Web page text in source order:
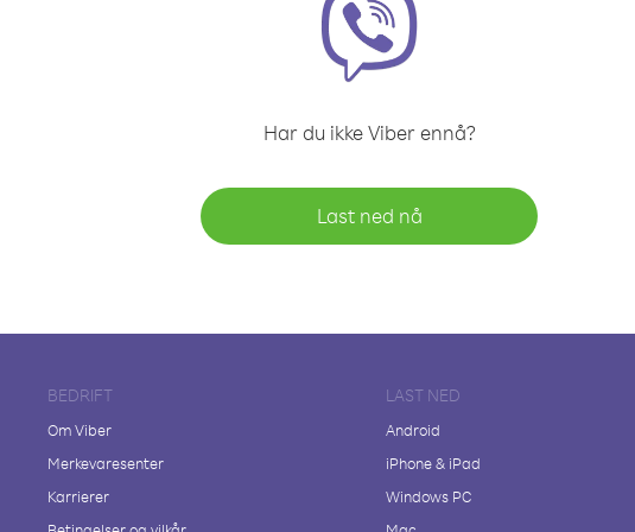
Har du ikke Viber ennå?
Last ned nå
BEDRIFT
Om Viber
Merkevaresenter
Karrierer
LAST NED
Android
iPhone & iPad
Windows PC